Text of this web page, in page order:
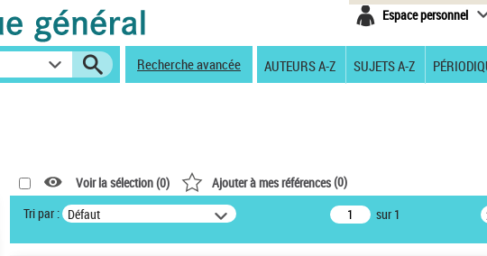
Espace personnel
Recherche avancée AUTEURS A-Z SUJETS A-Z
Voir la sélection (0) Ajouter à mes références(0)
Tri par : Défaut sur 1